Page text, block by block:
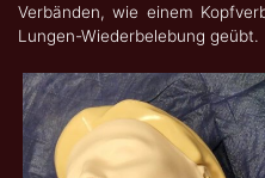
Verbänden, wie einem
Lungen-Wiederbelebung geübt.